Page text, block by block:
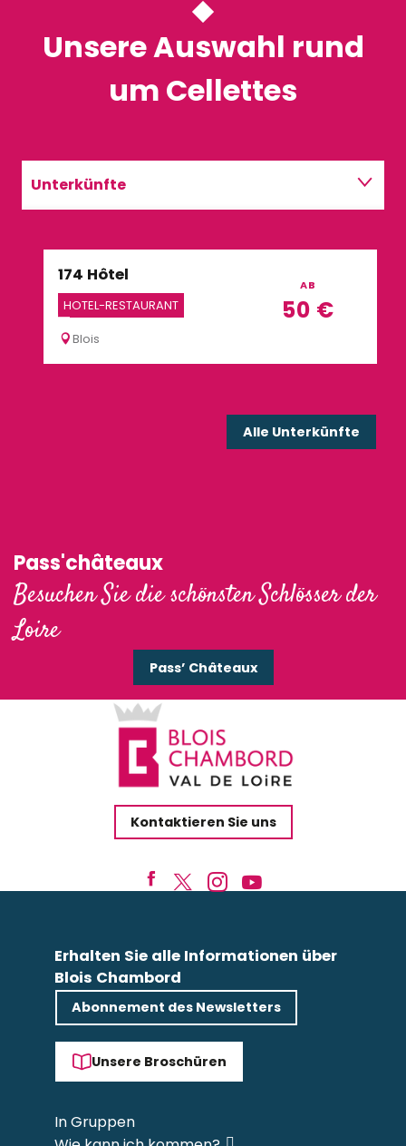
Unsere Auswahl rund
um Cellettes
Unterkünfte
Aktivitäten AB
50 €
174 Hôtel
HOTEL-RESTAURANT
Blois
Alle Unterkünfte
Pass'châteaux
Besuchen Sie die schönsten Schlösser der
Loire
Pass’ Châteaux
Kontaktieren Sie uns
Erhalten Sie alle Informationen über
Blois Chambord
Abonnement des Newsletters
Unsere Broschüren
In Gruppen